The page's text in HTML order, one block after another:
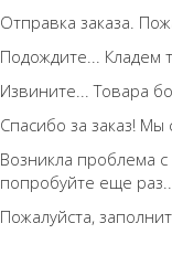
Отправка заказа.
Подождите... Кладем
Извините... Товара
Спасибо за заказ!
Возникла проблема с
попробуйте еще раз..
Пожалуйста,